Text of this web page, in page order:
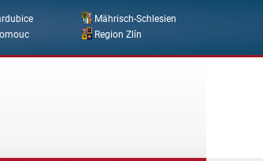
Mährisch-Schlesien
Region Zlín